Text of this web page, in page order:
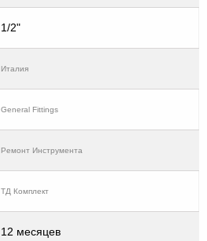
1/2"
Италия
General Fittings
Ремонт Инструмента
ТД Комплект
12 месяцев